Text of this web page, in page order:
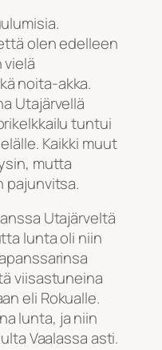
olen edelleen
vielä
noita-akka.
Utajärvellä
tuntui
Kaikki muut
mutta
pajunvitsa.
Utajärveltä
lunta oli niin
viisastuneina
eli Rokualle.
lunta, ja niin
Vaalassa asti.